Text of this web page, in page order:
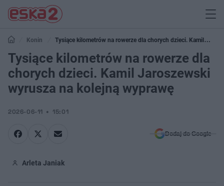
Konin
Tysiące kilometrów na rowerze dla chorych dzieci. Kamil
Jaroszewski wyrusza na kolejną wyprawę
Tysiące kilometrów na rowerze dla
chorych dzieci. Kamil Jaroszewski
wyrusza na kolejną wyprawę
2026-06-11 15:01
Dodaj do Google
Arleta Janiak